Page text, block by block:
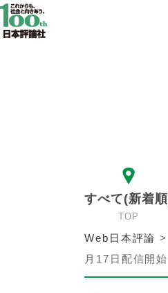
すべて(新着
TOP
Web日本評論 >
月17日配信開始